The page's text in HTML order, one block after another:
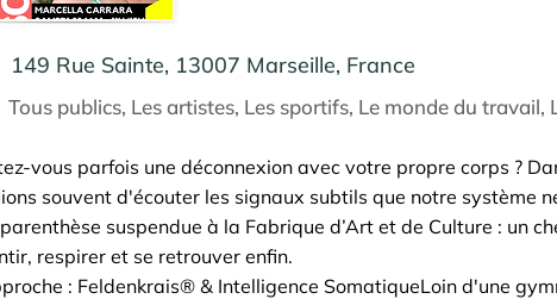
149 Rue Sainte, 13007 Marseille, France
Tous publics, Les artistes, Les sportifs, Le monde du
vous parfois une déconnexion avec votre propre corps ?
souvent d'écouter les signaux subtils que notre système
suspendue à la Fabrique d’Art et de Culture : un
respirer et se retrouver enfin.
: Feldenkrais® & Intelligence SomatiqueLoin d'une